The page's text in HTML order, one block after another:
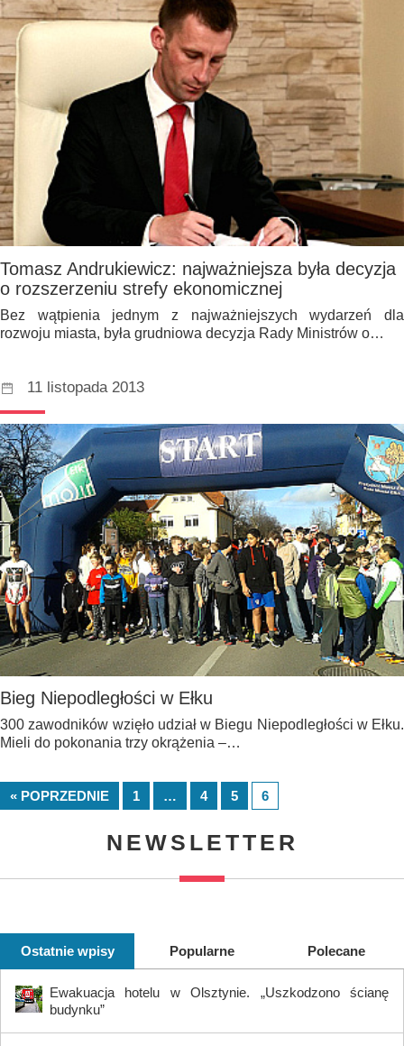
Tomasz Andrukiewicz: najważniejsza była decyzja
o rozszerzeniu strefy ekonomicznej
Bez wątpienia jednym z najważniejszych wydarzeń dla
rozwoju miasta, była grudniowa decyzja Rady Ministrów o…
11 listopada 2013
Bieg Niepodległości w Ełku
300 zawodników wzięło udział w Biegu Niepodległości w Ełku.
Mieli do pokonania trzy okrążenia –…
« POPRZEDNIE 1 … 4 5 6
NEWSLETTER
Ostatnie wpisy Popularne Polecane
Ewakuacja hotelu w Olsztynie. „Uszkodzono ścianę
budynku”